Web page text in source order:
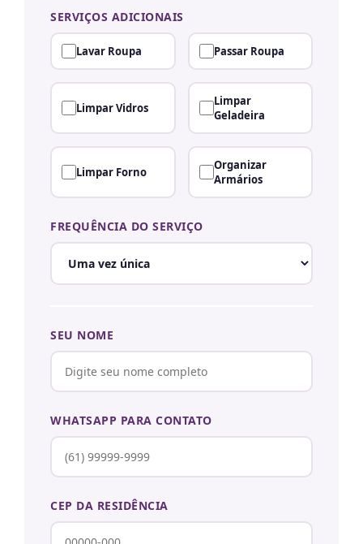
SERVIÇOS ADICIONAIS
Lavar Roupa Passar Roupa
Limpar Vidros
Limpar
Geladeira
Limpar Forno
Organizar
Armários
FREQUÊNCIA DO SERVIÇO
SEU NOME
WHATSAPP PARA CONTATO
CEP DA RESIDÊNCIA